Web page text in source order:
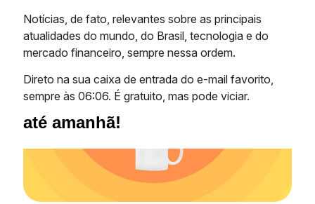
Notícias, de fato, relevantes sobre as principais
atualidades do mundo, do Brasil, tecnologia e do
mercado financeiro, sempre nessa ordem.
Direto na sua caixa de entrada do e-mail favorito,
sempre às 06:06. É gratuito, mas pode viciar.
até amanhã!